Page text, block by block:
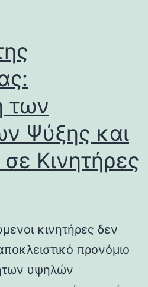
των
Ψύξης και
Κινητήρες
κινητήρες δεν
προνόμιο
υψηλών